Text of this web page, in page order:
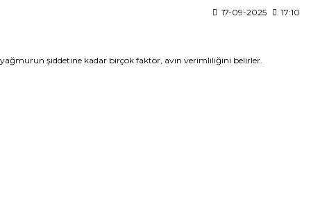
17-09-2025 17:10
yağmurun şiddetine kadar birçok faktör, avın verimliliğini belirler.